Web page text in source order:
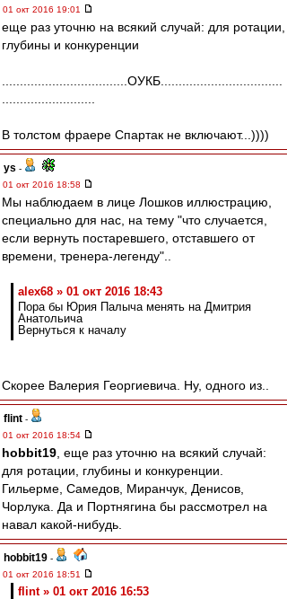
01 окт 2016 19:01
еще раз уточню на всякий случай: для ротации,
глубины и конкуренции
...................................ОУКБ..................................
В толстом фраере Спартак не включают...))))
ys -
01 окт 2016 18:58
Мы наблюдаем в лице Лошков иллюстрацию,
специально для нас, на тему "что случается,
если вернуть постаревшего, отставшего от
времени, тренера-легенду"..
alex68 » 01 окт 2016 18:43
Пора бы Юрия Палыча менять на Дмитрия
Анатольича
Вернуться к началу
Скорее Валерия Георгиевича. Ну, одного из..
flint -
01 окт 2016 18:54
hobbit19 , еще раз уточню на всякий случай:
для ротации, глубины и конкуренции.
Гильерме, Самедов, Миранчук, Денисов,
Чорлука. Да и Портнягина бы рассмотрел на
навал какой-нибудь.
hobbit19 -
01 окт 2016 18:51
flint » 01 окт 2016 16:53